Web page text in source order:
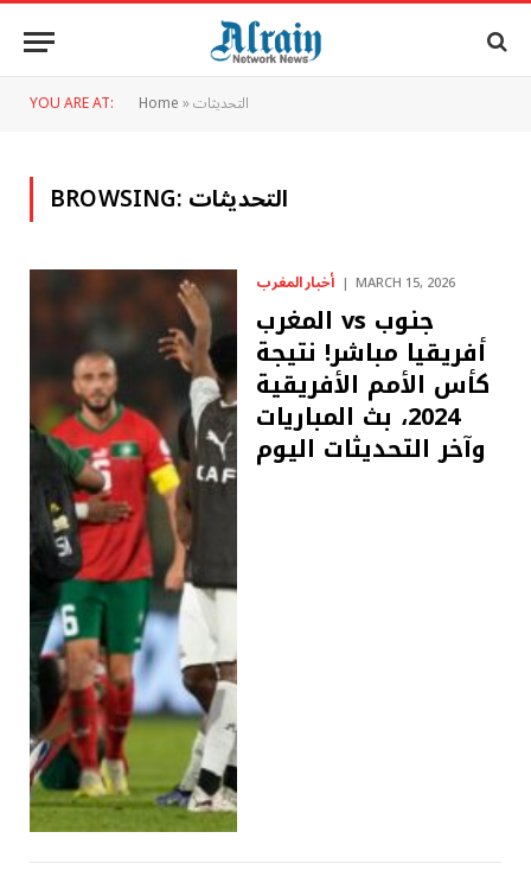
YOU ARE AT: Home»التحديثات
BROWSING:التحديثات
أخبار المغرب MARCH 15, 2026
المغرب vs جنوب
أفريقيا مباشر! نتيجة
كأس الأمم الأفريقية
2024، بث المباريات
وآخر التحديثات اليوم